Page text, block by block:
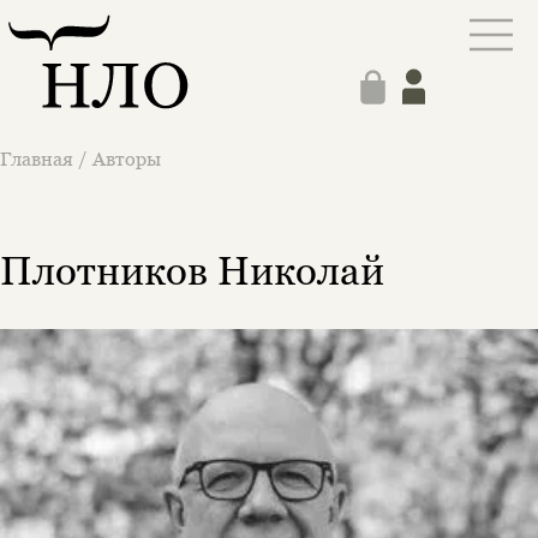
Главная / Авторы
Плотников Николай